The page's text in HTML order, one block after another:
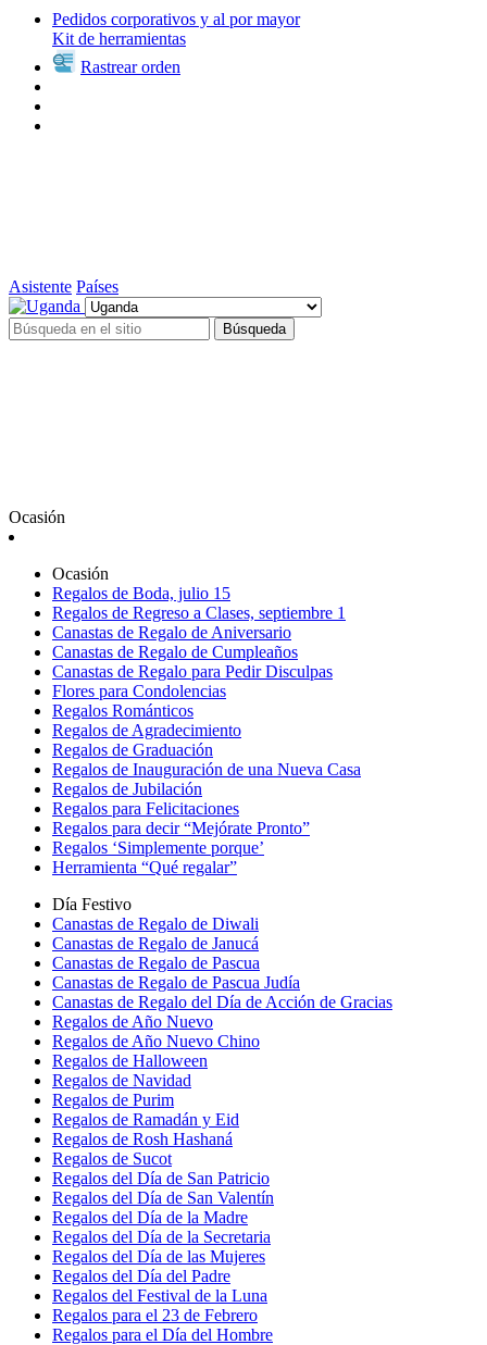
Pedidos corporativos y al por mayor
Kit de herramientas
Rastrear orden
Asistente Países
Búsqueda
Ocasión
Ocasión
Regalos de Boda, julio 15
Regalos de Regreso a Clases, septiembre 1
Canastas de Regalo de Aniversario
Canastas de Regalo de Cumpleaños
Canastas de Regalo para Pedir Disculpas
Flores para Condolencias
Regalos Románticos
Regalos de Agradecimiento
Regalos de Graduación
Regalos de Inauguración de una Nueva Casa
Regalos de Jubilación
Regalos para Felicitaciones
Regalos para decir “Mejórate Pronto”
Regalos ‘Simplemente porque’
Herramienta “Qué regalar”
Día Festivo
Canastas de Regalo de Diwali
Canastas de Regalo de Janucá
Canastas de Regalo de Pascua
Canastas de Regalo de Pascua Judía
Canastas de Regalo del Día de Acción de Gracias
Regalos de Año Nuevo
Regalos de Año Nuevo Chino
Regalos de Halloween
Regalos de Navidad
Regalos de Purim
Regalos de Ramadán y Eid
Regalos de Rosh Hashaná
Regalos de Sucot
Regalos del Día de San Patricio
Regalos del Día de San Valentín
Regalos del Día de la Madre
Regalos del Día de la Secretaria
Regalos del Día de las Mujeres
Regalos del Día del Padre
Regalos del Festival de la Luna
Regalos para el 23 de Febrero
Regalos para el Día del Hombre